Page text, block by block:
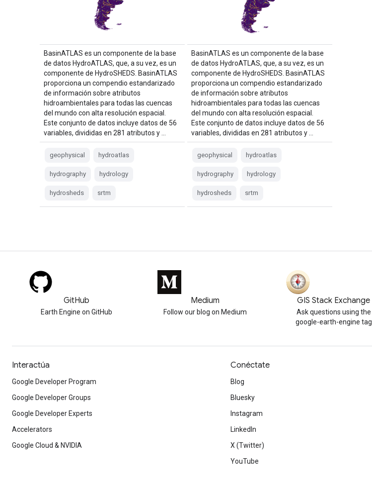
BasinATLAS es un componente de la base
de datos HydroATLAS, que, a su vez, es un
componente de HydroSHEDS. BasinATLAS
proporciona un compendio estandarizado
de información sobre atributos
hidroambientales para todas las cuencas
del mundo con alta resolución espacial.
Este conjunto de datos incluye datos de 56
variables, divididas en 281 atributos y …
geophysical hydroatlas
hydrography hydrology
hydrosheds srtm
BasinATLAS es un componente de la base
de datos HydroATLAS, que, a su vez, es un
componente de HydroSHEDS. BasinATLAS
proporciona un compendio estandarizado
de información sobre atributos
hidroambientales para todas las cuencas
del mundo con alta resolución espacial.
Este conjunto de datos incluye datos de 56
variables, divididas en 281 atributos y …
geophysical hydroatlas
hydrography hydrology
hydrosheds srtm
GitHub
Earth Engine on GitHub
Medium
Follow our blog on Medium
GIS Stack Exchange
Ask questions using the
google-earth-engine tag
Interactúa
Google Developer Program
Google Developer Groups
Google Developer Experts
Accelerators
Google Cloud & NVIDIA
Conéctate
Blog
Bluesky
Instagram
LinkedIn
X (Twitter)
YouTube